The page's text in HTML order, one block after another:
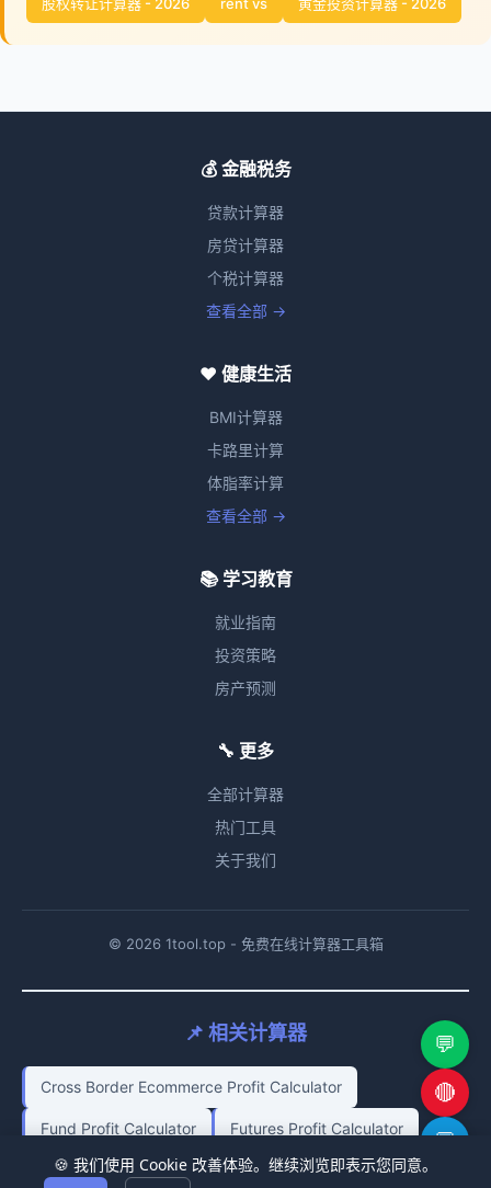
🍪 我们使用 Cookie 改善体验。继续浏览即表示您同意。
💬
🔴
💬
💰 金融税务
贷款计算器
房贷计算器
个税计算器
查看全部 →
❤️ 健康生活
BMI计算器
卡路里计算
体脂率计算
查看全部 →
📚 学习教育
就业指南
投资策略
房产预测
🔧 更多
全部计算器
热门工具
关于我们
© 2026 1tool.top - 免费在线计算器工具箱
📌 相关计算器
Cross Border Ecommerce Profit Calculator
Fund Profit Calculator Futures Profit Calculator
Miner Profit Calculator Ethereum Profit Calculator